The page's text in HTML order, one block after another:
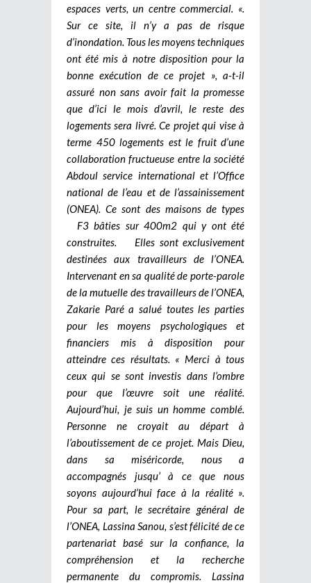
espaces verts, un centre commercial. «.
Sur ce site, il n’y a pas de risque
d’inondation. Tous les moyens techniques
ont été mis à notre disposition pour la
bonne exécution de ce projet », a-t-il
assuré non sans avoir fait la promesse
que d’ici le mois d’avril, le reste des
logements sera livré. Ce projet qui vise à
terme 450 logements est le fruit d’une
collaboration fructueuse entre la société
Abdoul service international et l’Office
national de l’eau et de l’assainissement
(ONEA). Ce sont des maisons de types
F3 bâties sur 400m2 qui y ont été
construites. Elles sont exclusivement
destinées aux travailleurs de l’ONEA.
Intervenant en sa qualité de porte-parole
de la mutuelle des travailleurs de l’ONEA,
Zakarie Paré a salué toutes les parties
pour les moyens psychologiques et
financiers mis à disposition pour
atteindre ces résultats. « Merci à tous
ceux qui se sont investis dans l’ombre
pour que l’œuvre soit une réalité.
Aujourd’hui, je suis un homme comblé.
Personne ne croyait au départ à
l’aboutissement de ce projet. Mais Dieu,
dans sa miséricorde, nous a
accompagnés jusqu’ à ce que nous
soyons aujourd’hui face à la réalité ».
Pour sa part, le secrétaire général de
l’ONEA, Lassina Sanou, s’est félicité de ce
partenariat basé sur la confiance, la
compréhension et la recherche
permanente du compromis. Lassina